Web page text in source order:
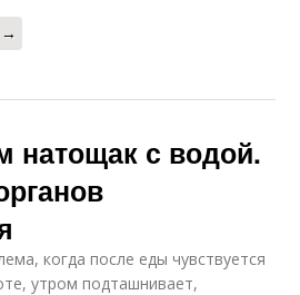
→
натощак с водой.
когда после еды чувствуется
утром подташнивает,